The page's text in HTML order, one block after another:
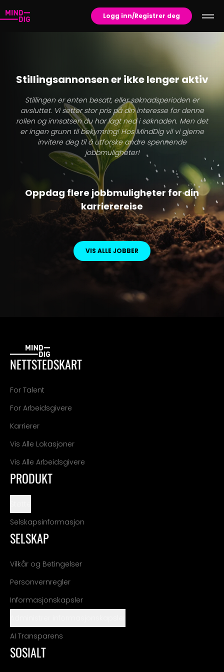
Logg inn/Registrer deg
Stillingsannonsen er ikke lenger aktiv
Stillingen er enten besatt, eller søknadsperioden er
avsluttet. Vi setter stor pris på din interesse for denne
rollen og innsatsen du har lagt ned i søknaden. Men det
er ingen grunn til bekymring! Hos MindDig vil vi gjerne
invitere deg til å utforske andre spennende
jobbmuligheter!
Oppdag flere jobbmuligheter for din
karrierereise
VIS ALLE JOBBER
NETTSTEDSKART
For Talent
For Arbeidsgivere
Karrierer
Vis Alle Lokasjoner
Vis Alle Arbeidsgivere
PRODUKT
Selskapsinformasjon
SELSKAP
Vilkår og Betingelser
Personvernregler
Informasjonskapsler
AI Transparens
SOSIALT